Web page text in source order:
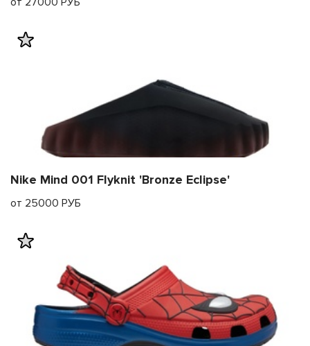
Nike Mind 001 Flyknit 'Bronze Eclipse'
от 25000 РУБ